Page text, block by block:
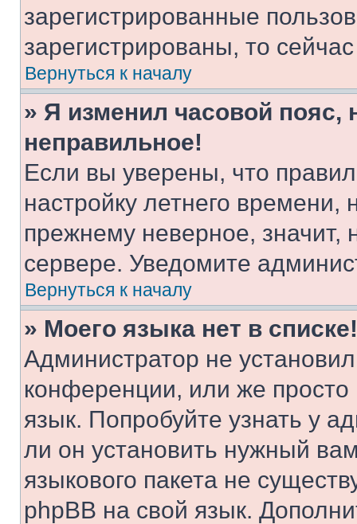
зарегистрированные
зарегистрированы, то
Вернуться к началу
» Я изменил часовой пояс,
неправильное!
Если вы уверены, что
настройку летнего
прежнему неверное, значит,
сервере. Уведомите
Вернуться к началу
» Моего языка нет в списке!
Администратор не
конференции, или же
язык. Попробуйте узнать у
ли он установить нужный
языкового пакета не
phpBB на свой язык.